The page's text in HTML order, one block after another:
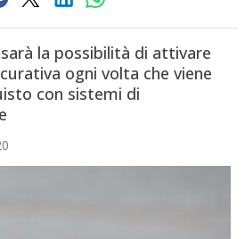
la possibilità di attivare
ogni volta che viene
con sistemi di